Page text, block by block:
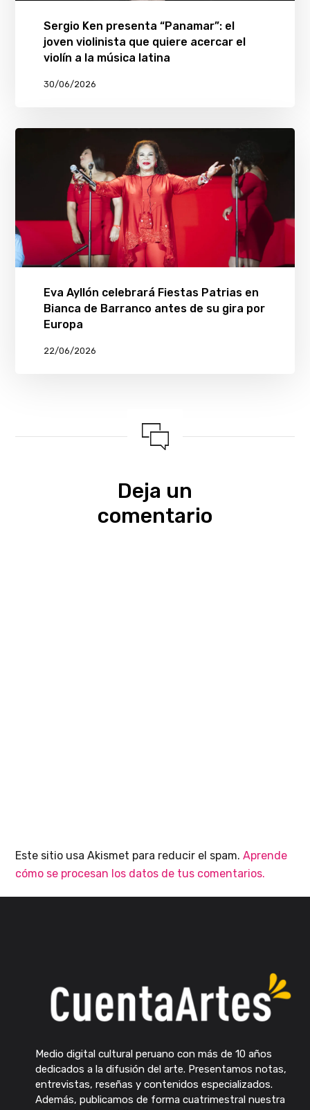
Sergio Ken presenta “Panamar”: el
joven violinista que quiere acercar el
violín a la música latina
30/06/2026
Eva Ayllón celebrará Fiestas Patrias en
Bianca de Barranco antes de su gira por
Europa
22/06/2026
Deja un
comentario
Este sitio usa Akismet para reducir el spam.Aprende
cómo se procesan los datos de tus comentarios.
Medio digital cultural peruano con más de 10 años
dedicados a la difusión del arte. Presentamos notas,
entrevistas, reseñas y contenidos especializados.
Además, publicamos de forma cuatrimestral nuestra